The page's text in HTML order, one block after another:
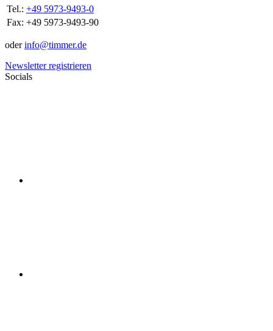
Tel.: +49 5973-9493-0
Fax: +49 5973-9493-90
oderinfo@timmer.de
Newsletter registrieren
Socials